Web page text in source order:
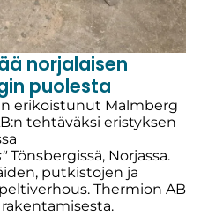
norjalaisen
puolesta
erikoistunut Malmberg
tehtäväksi eristyksen
Tönsbergissä, Norjassa.
putkistojen ja
Thermion AB